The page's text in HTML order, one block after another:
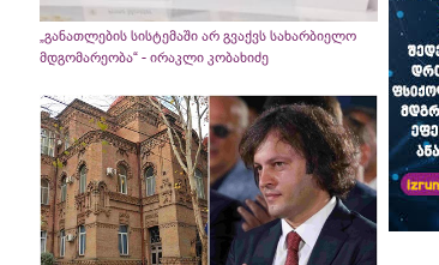
„განათლების სისტემაში არ გვაქვს სახარბიელო
მდგომარეობა“ - ირაკლი კობახიძე